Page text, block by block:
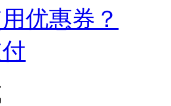
优惠券？